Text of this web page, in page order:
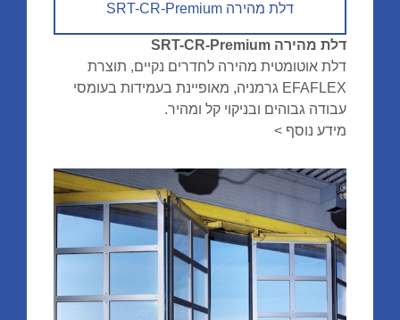
דלת מהירה SRT-CR-Premium
דלת מהירה SRT-CR-Premium
דלת אוטומטית מהירה לחדרים נקיים, תוצרת
EFAFLEX גרמניה, מאופיינת בעמידות בעומסי
עבודה גבוהים ובניקוי קל ומהיר.
מידע נוסף >